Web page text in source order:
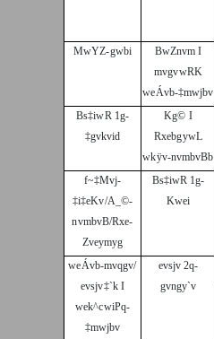
MwYZ-gwbi
BwZnvm I
mvgvwRK
weÁvb-‡mwjbv
Bs‡iwR 1g-
‡gvkvid
Kg© I
RxebgywL
wkÿv-nvmbvBb
f~‡Mvj-
‡i‡eKv/A_©-
nvmbvB/Rxe-
Zveymyg
Bs‡iwR 1g-
Kwei
weÁvb-mvqgv/
evsjv‡`k I
wek^cwiPq-
‡mwjbv
evsjv 2q-
gvngy`v